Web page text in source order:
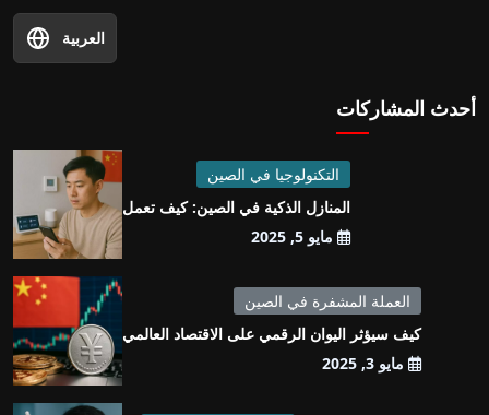
العربية
أحدث المشاركات
التكنولوجيا في الصين
المنازل الذكية في الصين: كيف تعمل
مايو 5, 2025
العملة المشفرة في الصين
كيف سيؤثر اليوان الرقمي على الاقتصاد العالمي
مايو 3, 2025